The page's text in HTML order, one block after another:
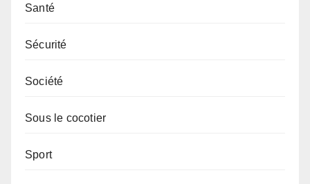
Santé
Sécurité
Société
Sous le cocotier
Sport